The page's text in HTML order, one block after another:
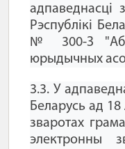
адпаведнасці
Рэспублікі
№ 300-З "Аб
юрыдычных
3.3. У
Беларусь ад
зваротах
электронны